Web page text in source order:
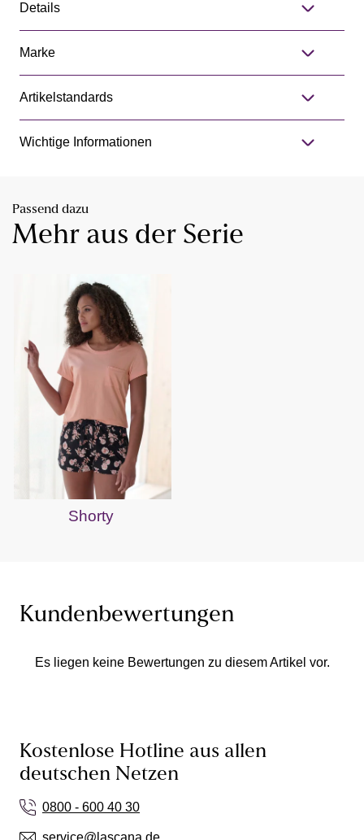
Details
Marke
Artikelstandards
Wichtige Informationen
Passend dazu
Mehr aus der Serie
Shorty
Kundenbewertungen
Es liegen keine Bewertungen zu diesem Artikel vor.
Kostenlose Hotline aus allen
deutschen Netzen
0800 - 600 40 30